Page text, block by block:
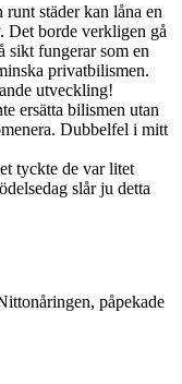
städer kan låna en
Det borde verkligen gå
sikt fungerar som en
privatbilismen.
utveckling!
ersätta bilismen utan
Dubbelfel i mitt
tyckte de var litet
slår ju detta
påpekade